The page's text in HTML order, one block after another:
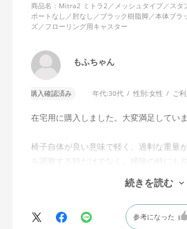
商品名：Mitra2 ミトラ2／メッシュタイプ／スタ
ポートなし／肘なし／ブラック樹脂脚／本体ブラ
ズ／フローリング用キャスター
もふちゃん
購入確認済み 年代:30代 性別:女性 ご
在宅用に購入しました。大変満足していま
椅子自体が良い意味で軽く、過剰な重量
を調整する時だけでなく、掃除の時にも
で、ストレスを感じません。
背中はメッシュ素材でハリがあり、沈み
に入っています。色も画像通りのアッシ
色になっています。
続きを読む
参考になった